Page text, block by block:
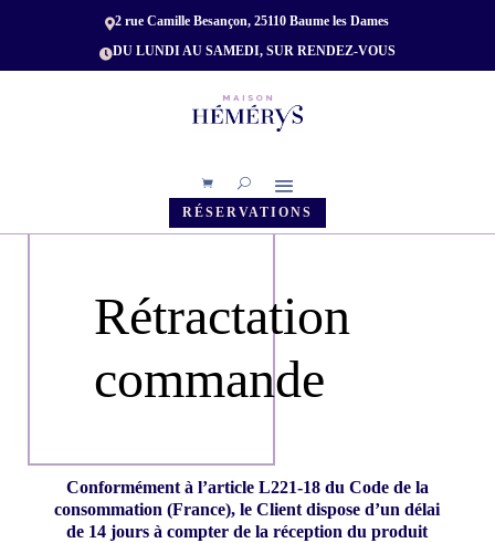
2 rue Camille Besançon, 25110 Baume les Dames
DU LUNDI AU SAMEDI, SUR RENDEZ-VOUS
RÉSERVATIONS
Rétractation
commande
Conformément à l’article L221-18 du Code de la
consommation (France), le Client dispose d’un délai
de 14 jours à compter de la réception du produit